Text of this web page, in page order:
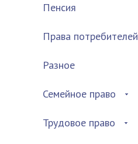
Пенсия
Права потребителей
Разное
Семейное право
Трудовое право